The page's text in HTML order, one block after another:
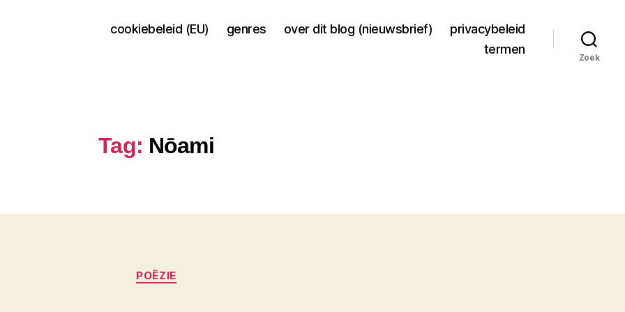
cookiebeleid (EU) genres over dit blog (nieuwsbrief)
privacybeleid
termen
Zoek
Tag: Nōami
Categorieën
POËZIE